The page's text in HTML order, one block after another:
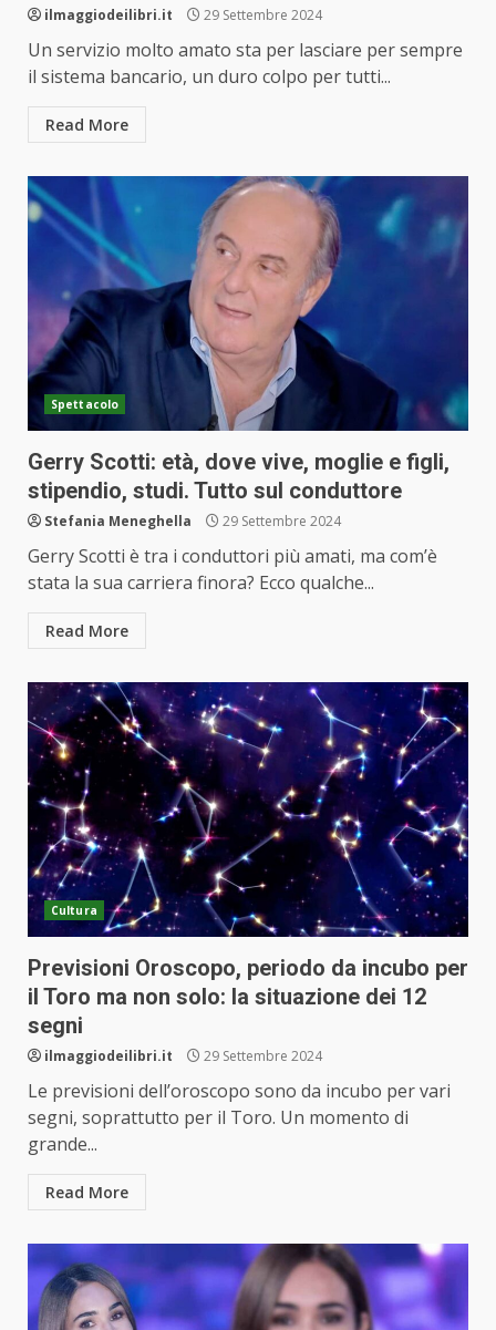
ilmaggiodeilibri.it 29 Settembre 2024
Un servizio molto amato sta per lasciare per sempre
il sistema bancario, un duro colpo per tutti...
Read More
Spettacolo
Gerry Scotti: età, dove vive, moglie e figli,
stipendio, studi. Tutto sul conduttore
Stefania Meneghella 29 Settembre 2024
Gerry Scotti è tra i conduttori più amati, ma com’è
stata la sua carriera finora? Ecco qualche...
Read More
Cultura
Previsioni Oroscopo, periodo da incubo per
il Toro ma non solo: la situazione dei 12
segni
ilmaggiodeilibri.it 29 Settembre 2024
Le previsioni dell’oroscopo sono da incubo per vari
segni, soprattutto per il Toro. Un momento di
grande...
Read More